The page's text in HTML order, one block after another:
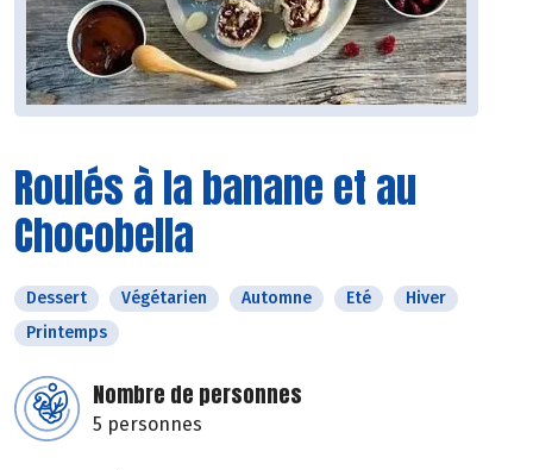
Roulés à la banane et au
Chocobella
Dessert Végétarien Automne Eté
Hiver
Printemps
Nombre de personnes
5 personnes